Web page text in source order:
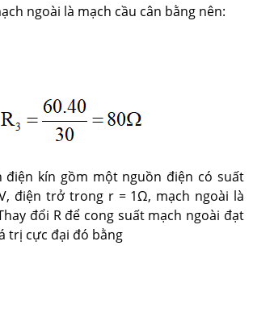
ngoài là mạch cầu cân bằng nên:
điện kín gồm một nguồn điện có suất
điện trở trong r = 1Ω, mạch ngoài là
đổi R để cong suất mạch ngoài đạt
trị cực đại đó bằng